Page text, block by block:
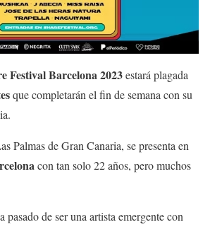
Festival Barcelona 2023estará plagada
que completarán el fin de semana con su
Palmas de Gran Canaria, se presenta en
con tan solo 22 años, pero muchos
pasado de ser una artista emergente con